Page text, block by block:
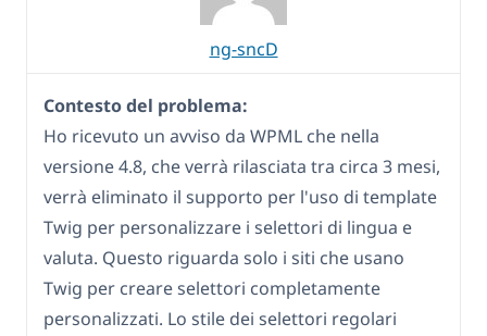
ng-sncD
Contesto del problema:
Ho ricevuto un avviso da WPML che nella
versione 4.8, che verrà rilasciata tra circa 3 mesi,
verrà eliminato il supporto per l'uso di template
Twig per personalizzare i selettori di lingua e
valuta. Questo riguarda solo i siti che usano
Twig per creare selettori completamente
personalizzati. Lo stile dei selettori regolari